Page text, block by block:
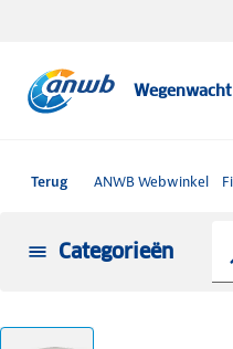
Wegenwacht
Terug ANWB Webwinkel
Categorieën